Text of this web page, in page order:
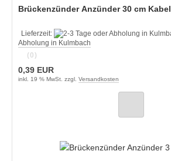
Brückenzünder Anzünder 30 cm Kabel
Lieferzeit:
Abholung in Kulmbach
(0)
0,39 EUR
inkl. 19 % MwSt. zzgl. Versandkosten